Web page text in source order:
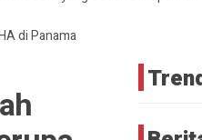
di Panama